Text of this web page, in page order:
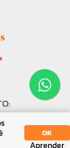
DISPLAY
OK
Aprender